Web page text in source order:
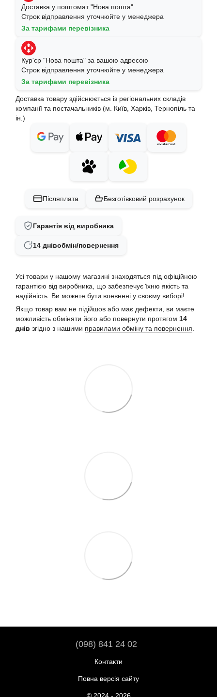
Доставка у поштомат "Нова пошта"
Строк відправлення уточнюйте у менеджера
За тарифами перевізника
Кур'єр "Нова пошта" за вашою адресою
Строк відправлення уточнюйте у менеджера
За тарифами перевізника
Доставка товару здійснюється із регіональних складів
компанії та постачальників (м. Київ, Харків, Тернопіль та
ін.)
Післяплата Безготівковий розрахунок
Гарантія від виробника
14 днівобмін/повернення
Усі товари у нашому магазині знаходяться під офіційною
гарантією від виробника, що забезпечує їхню якість та
надійність. Ви можете бути впевнені у своєму виборі!
Якщо товар вам не підійшов або має дефекти, ви маєте
можливість обміняти його або повернути протягом 14
днів згідно з нашими правилами обміну та повернення
(098) 841 24 02
Контакти
Повна версія сайту